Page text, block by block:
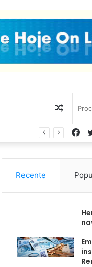
Artigo
aleatório
Recente